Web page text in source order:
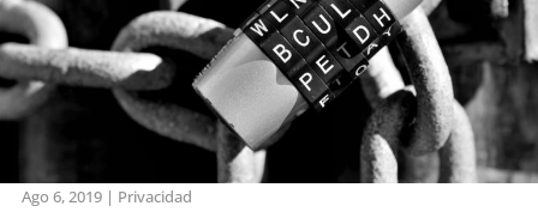
Ago 6, 2019| Privacidad